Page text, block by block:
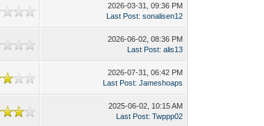
2026-03-31, 09:36 PM
Last Post:sonalisen12
2026-06-02, 08:36 PM
Last Post:alis13
2026-07-31, 06:42 PM
Last Post:Jameshoaps
2025-06-02, 10:15 AM
Last Post:Twppp02